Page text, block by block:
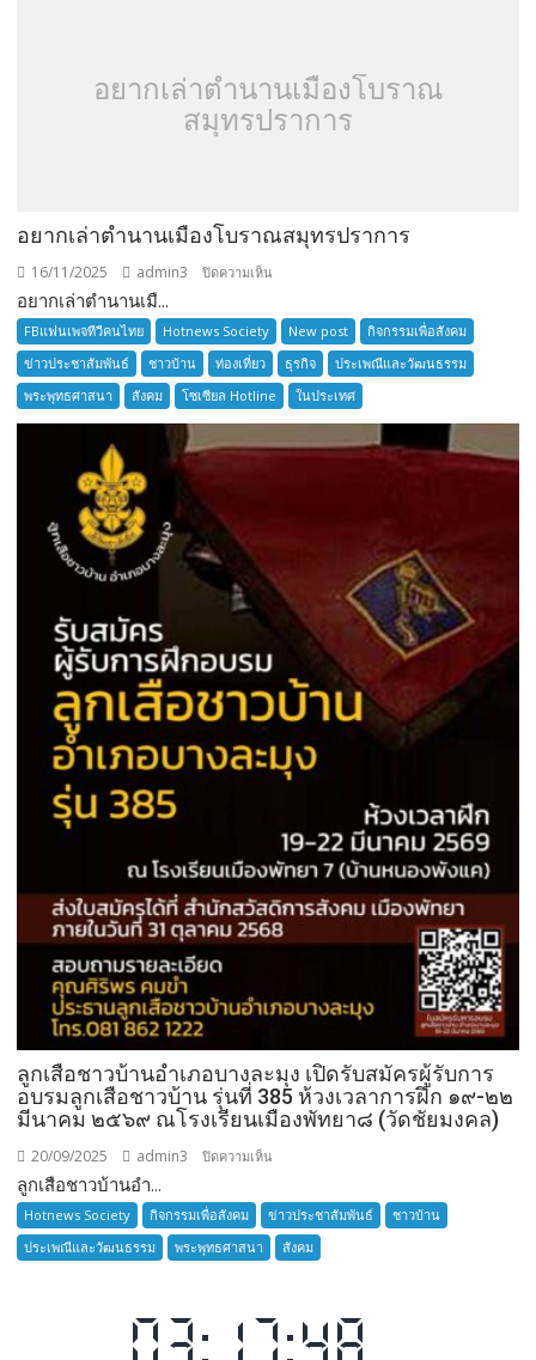
อยากเล่าตำนานเมืองโบราณ
สมุทรปราการ
อยากเล่าตำนานเมืองโบราณสมุทรปราการ
16/11/2025 admin3 ปิดความเห็น
เล่า
ตำนาน
เมือง
โบราณ
สมุทรปราการ
อยากเล่าตำนานเมื...
FBแฟนเพจทีวีคนไทย Hotnews Society New post
กิจกรรมเพื่อสังคม
ข่าวประชาสัมพันธ์
ชาวบ้าน ท่องเที่ยว ธุรกิจ
ประเพณีและวัฒนธรรม
พระพุทธศาสนา
สังคม โซเซียล Hotline ในประเทศ
ลูกเสือชาวบ้านอำเภอบางละมุง เปิดรับสมัครผู้รับการ
อบรมลูกเสือชาวบ้าน รุ่นที่ 385 ห้วงเวลาการฝึก ๑๙-๒๒
มีนาคม ๒๕๖๙ ณโรงเรียนเมืองพัทยา๘ (วัดชัยมงคล)
20/09/2025 admin3 ปิดความเห็น
เสือ
ชาว
บ้าน
เปิด
ลูกเสือชาวบ้านอำ...
Hotnews Society กิจกรรมเพื่อสังคม ข่าวประชาสัมพันธ์
ชาวบ้าน
ประเพณีและวัฒนธรรม
พระพุทธศาสนา สังคม